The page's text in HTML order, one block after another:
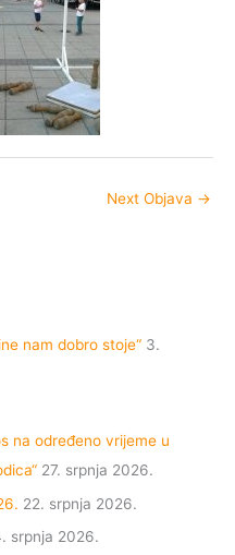
Next Objava →
nam dobro stoje“ 3.
na određeno vrijeme u
27. srpnja 2026.
22. srpnja 2026.
srpnja 2026.